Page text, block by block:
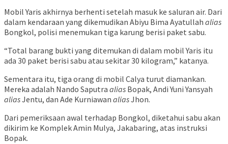
Mobil Yaris akhirnya berhenti setelah masuk ke saluran air. Dari
dalam kendaraan yang dikemudikan Abiyu Bima Ayatullah alias
Bongkol, polisi menemukan tiga karung berisi paket sabu.
“Total barang bukti yang ditemukan di dalam mobil Yaris itu
ada 30 paket berisi sabu atau sekitar 30 kilogram,” katanya.
Sementara itu, tiga orang di mobil Calya turut diamankan.
Mereka adalah Nando Saputra alias Bopak, Andi Yuni Yansyah
aliasJentu, dan Ade Kurniawan aliasJhon.
Dari pemeriksaan awal terhadap Bongkol, diketahui sabu akan
dikirim ke Komplek Amin Mulya, Jakabaring, atas instruksi
Bopak.